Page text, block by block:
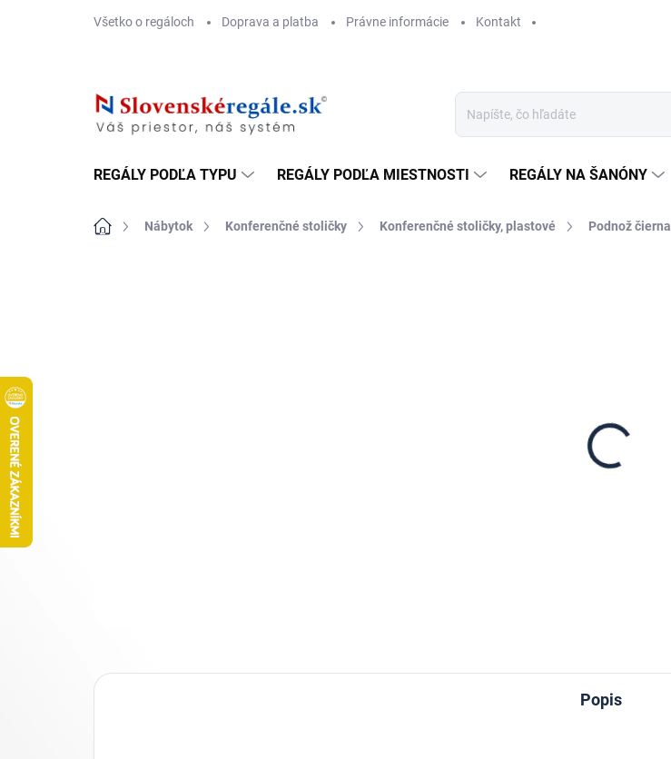
Všetko o regáloch Doprava a platba Právne informácie Kontakt
REGÁLY PODĽA TYPU REGÁLY PODĽA MIESTNOSTI REGÁLY NA ŠANÓNY
DomovNábytok Konferenčné stoličky Konferenčné stoličky, plastové Podnož čierna
Popis